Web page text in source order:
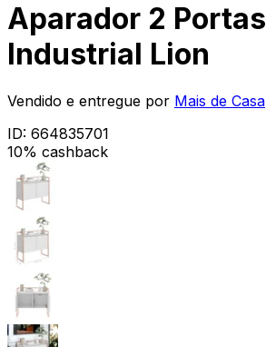
Aparador 2 Portas
Industrial Lion
Vendido e entregue por Mais de Casa
ID: 664835701
10% cashback